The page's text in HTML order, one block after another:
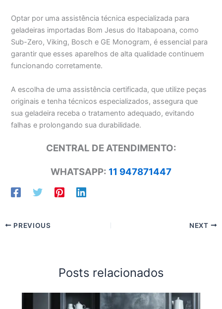
Optar por uma assistência técnica especializada para
geladeiras importadas Bom Jesus do Itabapoana, como
Sub-Zero, Viking, Bosch e GE Monogram, é essencial para
garantir que esses aparelhos de alta qualidade continuem
funcionando corretamente.
A escolha de uma assistência certificada, que utilize peças
originais e tenha técnicos especializados, assegura que
sua geladeira receba o tratamento adequado, evitando
falhas e prolongando sua durabilidade.
CENTRAL DE ATENDIMENTO:
WHATSAPP: 11 947871447
PREVIOUS NEXT
Posts relacionados